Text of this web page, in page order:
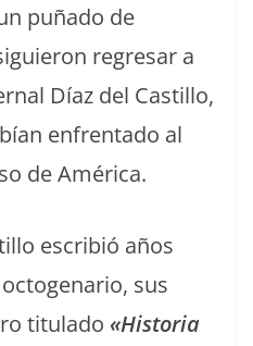
puñado de
regresar a
Díaz del Castillo,
enfrentado al
de América.
escribió años
sus
titulado «Historia